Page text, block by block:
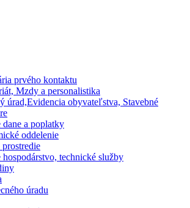
prvého kontaktu
Mzdy a personalistika
úrad,Evidencia obyvateľstva, Stavebné
dane a poplatky
oddelenie
hospodárstvo, technické služby
úradu